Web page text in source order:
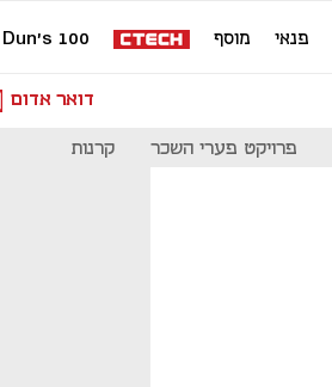
פנאי מוסף Dun's 100
דואר אדום
פרויקט פערי השכר קרנות